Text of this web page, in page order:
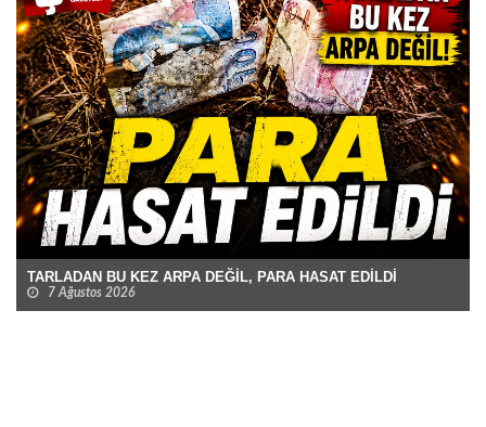
TARLADAN BU KEZ ARPA DEĞİL, PARA HASAT EDİLDİ
7 Ağustos 2026